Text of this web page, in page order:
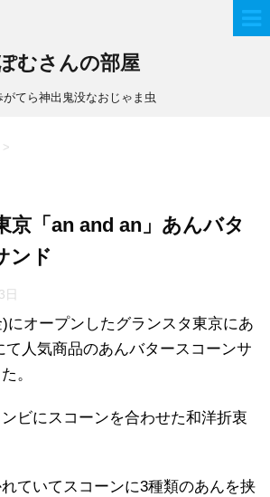
むさんの部屋
がてら神出鬼没なおじゃま虫
>
京「an and an」あんバタ
ンド
にオープンしたグランスタ東京にあ
て人気商品のあんバタースコーンサ
。
ビにスコーンを合わせた和洋折衷
ていてスコーンに3種類のあんを挟